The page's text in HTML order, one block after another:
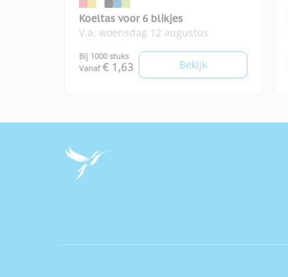
Koeltas voor 6 blikjes
V.a. woensdag 12 augustus
Bij 1000 stuks
Vanaf € 1,63 Bekijk